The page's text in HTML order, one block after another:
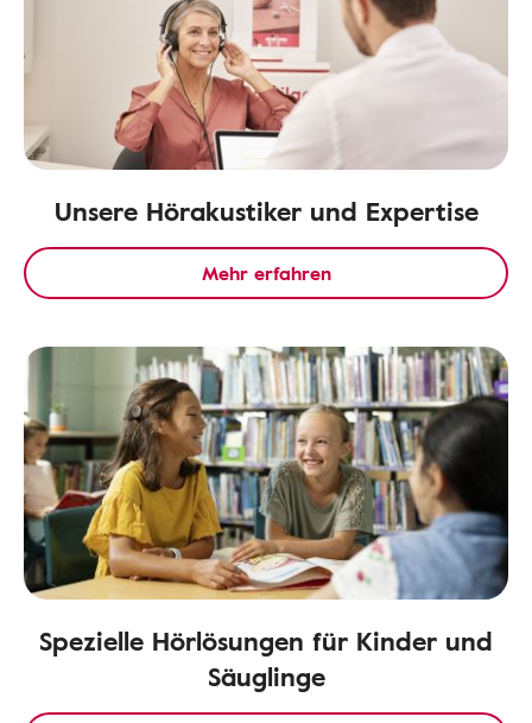
Unsere Hörakustiker und Expertise
Mehr erfahren
Spezielle Hörlösungen für Kinder und
Säuglinge